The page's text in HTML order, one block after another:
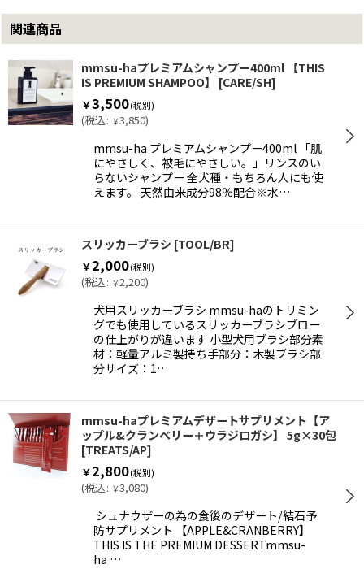
関連商品
mmsu-haプレミアムシャンプー400ml 【THIS
IS PREMIUM SHAMPOO】
[CARE/SH]
￥3,500(税別)
(税込: ￥3,850)
mmsu-ha プレミアムシャンプー400ml 「肌
にやさしく、被毛にやさしい。」リンスのい
らないシャンプー 全犬種・もちろん人にも使
えます。 天然由来成分98％配合※水…
スリッカーブラシ [TOOL/BR]
￥2,000(税別)
(税込: ￥2,200)
犬用スリッカーブラシ mmsu-haのトリミン
グでも使用しているスリッカーブラシブロー
の仕上がりが違います 小型犬用ブラシ部分素
材：軽量アルミ製持ち手部分：木製ブラシ部
分サイズ：1…
mmsu-haプレミアムデザートサプリメント【ア
ップル&クランベリー＋ウラジロガシ】 5g×30包
[TREATS/AP]
￥2,800(税別)
(税込: ￥3,080)
シュナウザーの為の食後のデザート/結石予
防サプリメント 【APPLE&CRANBERRY】
THIS IS THE PREMIUM DESSERTmmsu-
ha …